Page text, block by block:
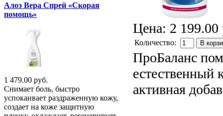
Цена: 2 199.00
Количество: В
ПроБаланс
естественный
активная
Алоэ Вера Спрей «Скорая
помощь»
1 479.00 руб.
Снимает боль, быстро
успокаивает раздраженную кожу,
создает на коже защитную